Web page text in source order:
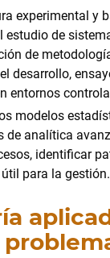
experimental y
estudio de
de
desarrollo,
entornos
modelos
de analítica
identificar
para la gestión.